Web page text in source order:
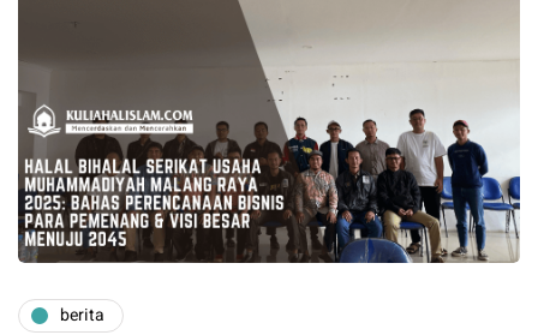
berita